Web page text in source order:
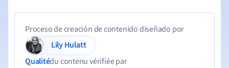
Proceso de creación de contenido diseñado por
Lily Hulatt
Qualitédu contenu vérifiée par